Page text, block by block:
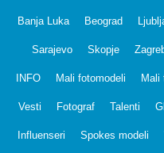
Banja Luka Beograd
Sarajevo Skopje
INFO Mali fotomodeli Mali
Vesti Fotograf Talenti
Influenseri Spokes modeli